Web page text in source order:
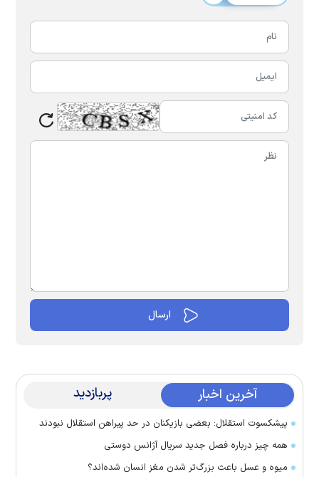
آخرین اخبار پربازدید
پیشکسوت استقلال: بعضی بازیکنان در حد پیراهن استقلال نبودند
همه چیز درباره فصل جدید سریال آژانس دوستی
میوه و عسل باعث بزرگ‌تر شدن مغز انسان شده‌اند؟